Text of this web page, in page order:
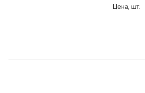
Цена, шт.